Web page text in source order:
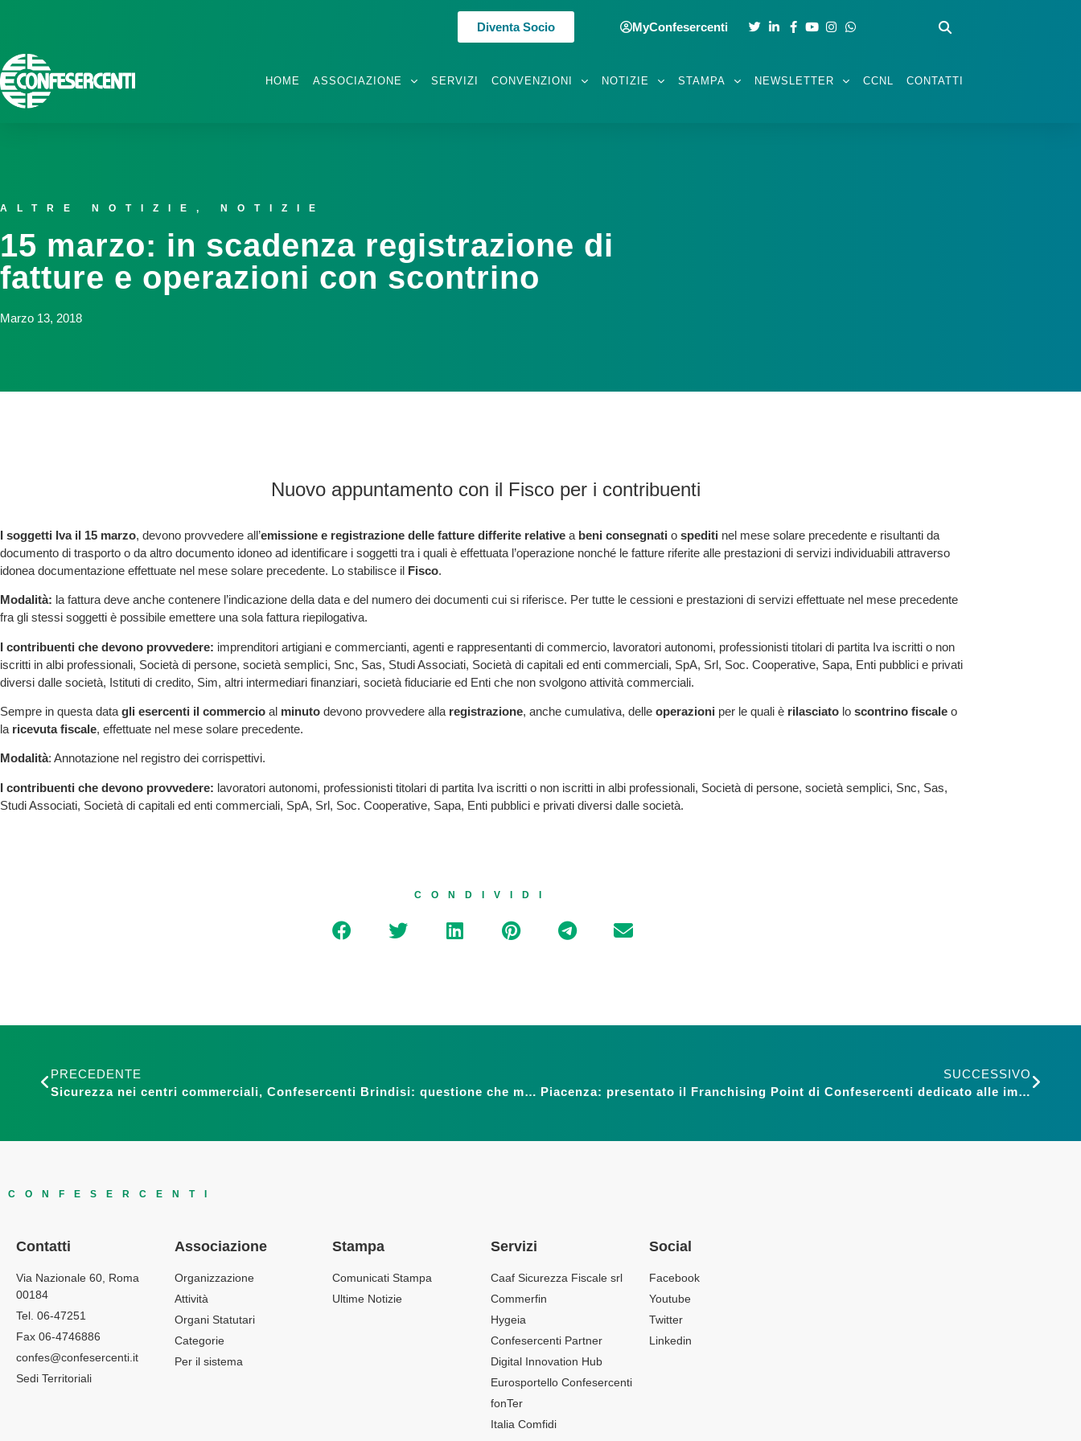
Diventa Socio MyConfesercenti
HOME ASSOCIAZIONE SERVIZI CONVENZIONI NOTIZIE STAMPA NEWSLETTER CCNL CONTATTI
ALTRE NOTIZIE , NOTIZIE
15 marzo: in scadenza registrazione di
fatture e operazioni con scontrino
Marzo 13, 2018
Nuovo appuntamento con il Fisco per i contribuenti
I soggetti Iva il 15 marzo, devono provvedere all’emissione e registrazione delle fatture differite relative a beni consegnati o spediti nel mese solare precedente e risultanti da
documento di trasporto o da altro documento idoneo ad identificare i soggetti tra i quali è effettuata l’operazione nonché le fatture riferite alle prestazioni di servizi individuabili attraverso
idonea documentazione effettuate nel mese solare precedente. Lo stabilisce il Fisco.
Modalità: la fattura deve anche contenere l’indicazione della data e del numero dei documenti cui si riferisce. Per tutte le cessioni e prestazioni di servizi effettuate nel mese precedente
fra gli stessi soggetti è possibile emettere una sola fattura riepilogativa.
I contribuenti che devono provvedere: imprenditori artigiani e commercianti, agenti e rappresentanti di commercio, lavoratori autonomi, professionisti titolari di partita Iva iscritti o non
iscritti in albi professionali, Società di persone, società semplici, Snc, Sas, Studi Associati, Società di capitali ed enti commerciali, SpA, Srl, Soc. Cooperative, Sapa, Enti pubblici e privati
diversi dalle società, Istituti di credito, Sim, altri intermediari finanziari, società fiduciarie ed Enti che non svolgono attività commerciali.
Sempre in questa data gli esercenti il commercio al minuto devono provvedere alla registrazione, anche cumulativa, delle operazioni per le quali è rilasciato lo scontrino fiscale o
la ricevuta fiscale, effettuate nel mese solare precedente.
Modalità: Annotazione nel registro dei corrispettivi.
I contribuenti che devono provvedere: lavoratori autonomi, professionisti titolari di partita Iva iscritti o non iscritti in albi professionali, Società di persone, società semplici, Snc, Sas,
Studi Associati, Società di capitali ed enti commerciali, SpA, Srl, Soc. Cooperative, Sapa, Enti pubblici e privati diversi dalle società.
CONDIVIDI
PRECEDENTE
Sicurezza nei centri commerciali, Confesercenti Brindisi: questione che merita attenzione di tutti
SUCCESSIVO
Piacenza: presentato il Franchising Point di Confesercenti dedicato alle imprese in franchising
CONFESERCENTI
Contatti
Via Nazionale 60, Roma
00184
Tel. 06-47251
Fax 06-4746886
confes@confesercenti.it
Sedi Territoriali
Associazione
Organizzazione
Attività
Organi Statutari
Categorie
Per il sistema
Stampa
Comunicati Stampa
Ultime Notizie
Servizi
Caaf Sicurezza Fiscale srl
Commerfin
Hygeia
Confesercenti Partner
Digital Innovation Hub
Eurosportello Confesercenti
fonTer
Italia Comfidi
Social
Facebook
Youtube
Twitter
Linkedin